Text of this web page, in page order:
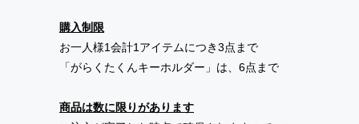
購入制限
お一人様1会計1アイテムにつき3点まで
「がらくたくんキーホルダー」は、6点まで
商品は数に限りがあります